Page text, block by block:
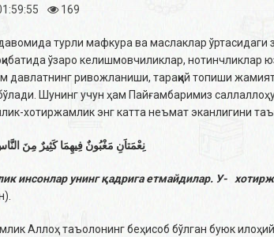
169
турли мафкура ва маслаклар ўртасидаги
ўзаро келишмовчиликлар, нотинчликлар
давлатнинг ривожланиши, тараққий топиши
Шунинг учун ҳам Пайғамбаримиз
хотиржамлик энг катта неъмат эканлигини
(نِعْمَتاَنِ مَغْبُونٌ فِيهِمَا كَثِيرٌ مِنَ
инсонлар унинг қадрига етмайдилар. У-
Аллоҳ таъолонинг беҳисоб бўлган буюк